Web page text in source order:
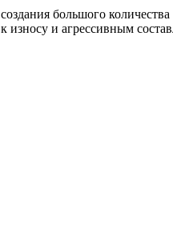
большого
износу и агрессивным